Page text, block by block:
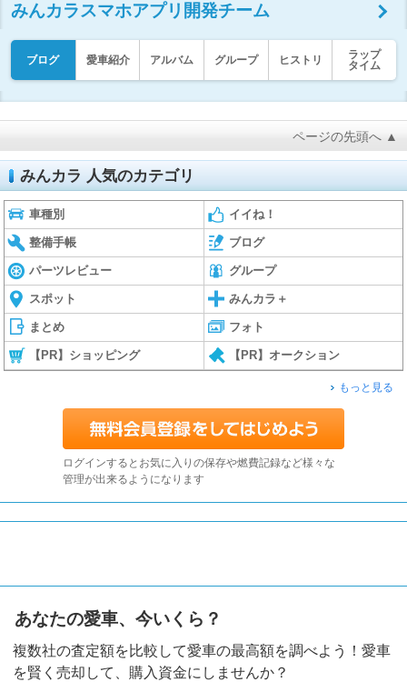
みんカラスマホアプリ開発チーム
ブログ 愛車紹介 アルバム グループ ヒストリ
ラップ
タイム
ページの先頭へ ▲
みんカラ 人気のカテゴリ
車種別 イイね！
整備手帳 ブログ
パーツレビュー グループ
スポット みんカラ＋
まとめ フォト
【PR】ショッピング 【PR】オークション
もっと見る
ログインするとお気に入りの保存や燃費記録など様々な
管理が出来るようになります
あなたの愛車、今いくら？
複数社の査定額を比較して愛車の最高額を調べよう！愛車
を賢く売却して、購入資金にしませんか？